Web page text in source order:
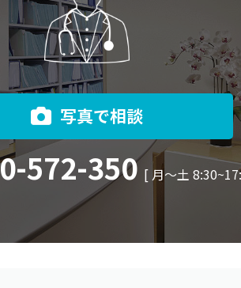
写真で相談
572-350 [ 月〜土